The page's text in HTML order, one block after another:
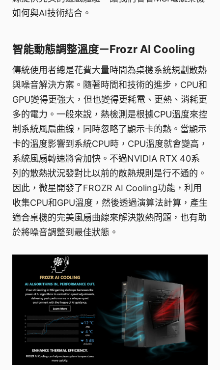
如何與AI技術結合。
智能動態調整溫度－Frozr AI Cooling
傳統使用者總是花費大量時間為桌機系統規劃散熱
與噪音解決方案。隨著時間和技術的進步，CPU和
GPU變得更強大，但也變得更耗電、更熱、消耗更
多的電力。一般來說，熱檢測是根據CPU溫度來控
制系統風扇曲線，同時忽略了顯示卡的熱。當顯示
卡的溫度影響到系統CPU時，CPU溫度就會變高，
系統風扇轉速將會加快。不過NVIDIA RTX 40系
列的散熱狀況發對比以前的散熱規則是行不通的。
因此，微星開發了FROZR AI Cooling功能，利用
收集CPU和GPU溫度，然後透過演算法計算，產生
適合桌機的完美風扇曲線來解決散熱問題，也有助
於將噪音調整到最佳狀態。